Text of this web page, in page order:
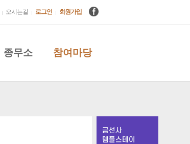
오시는길 로그인 회원가입
종무소 참여마당